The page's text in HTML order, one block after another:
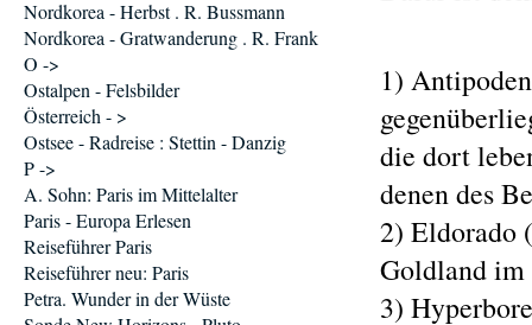
1)
die dort
denen des
2) Eldorado
Goldland im
3)
Nordkorea - Herbst . R. Bussmann
Nordkorea - Gratwanderung . R. Frank
O ->
Ostalpen - Felsbilder
Österreich - >
Ostsee - Radreise : Stettin - Danzig
P ->
A. Sohn: Paris im Mittelalter
Paris - Europa Erlesen
Reiseführer Paris
Reiseführer neu: Paris
Petra. Wunder in der Wüste